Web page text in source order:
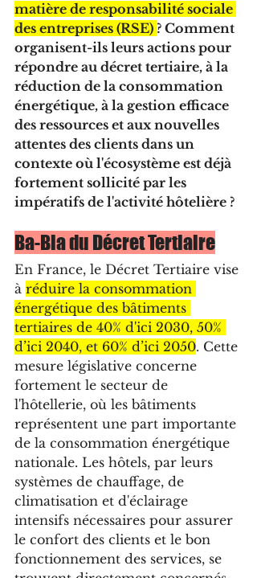
matière de responsabilité sociale
des entreprises (RSE) ? Comment
organisent-ils leurs actions pour
répondre au décret tertiaire, à la
réduction de la consommation
énergétique, à la gestion efficace
des ressources et aux nouvelles
attentes des clients dans un
contexte où l'écosystème est déjà
fortement sollicité par les
impératifs de l'activité hôtelière ?
Ba-Bla du Décret Tertiaire
En France, le Décret Tertiaire vise
à réduire la consommation
énergétique des bâtiments
tertiaires de 40% d'ici 2030, 50%
d’ici 2040, et 60% d’ici 2050. Cette
mesure législative concerne
fortement le secteur de
l'hôtellerie, où les bâtiments
représentent une part importante
de la consommation énergétique
nationale. Les hôtels, par leurs
systèmes de chauffage, de
climatisation et d'éclairage
intensifs nécessaires pour assurer
le confort des clients et le bon
fonctionnement des services, se